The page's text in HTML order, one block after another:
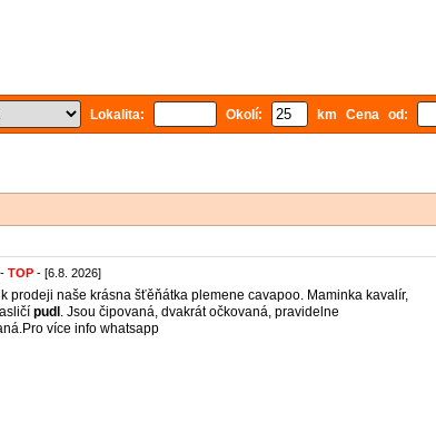
Lokalita: Okolí: km Cena od:
- TOP - [6.8. 2026]
prodeji naše krásna šťěňátka plemene cavapoo. Maminka kavalír,
pudl . Jsou čipovaná, dvakrát očkovaná, pravidelne
více info whatsapp